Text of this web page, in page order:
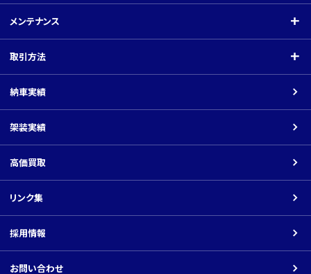
会社概要
登録在庫リスト
クレーン付（中型）
車載車
ダンプ
その他の車種
メンテナンス
メンテナンス
架装工場
取引方法
取引方法
ネットでのお取引の場合
振込先口座
納車実績
架装実績
高価買取
リンク集
採用情報
お問い合わせ